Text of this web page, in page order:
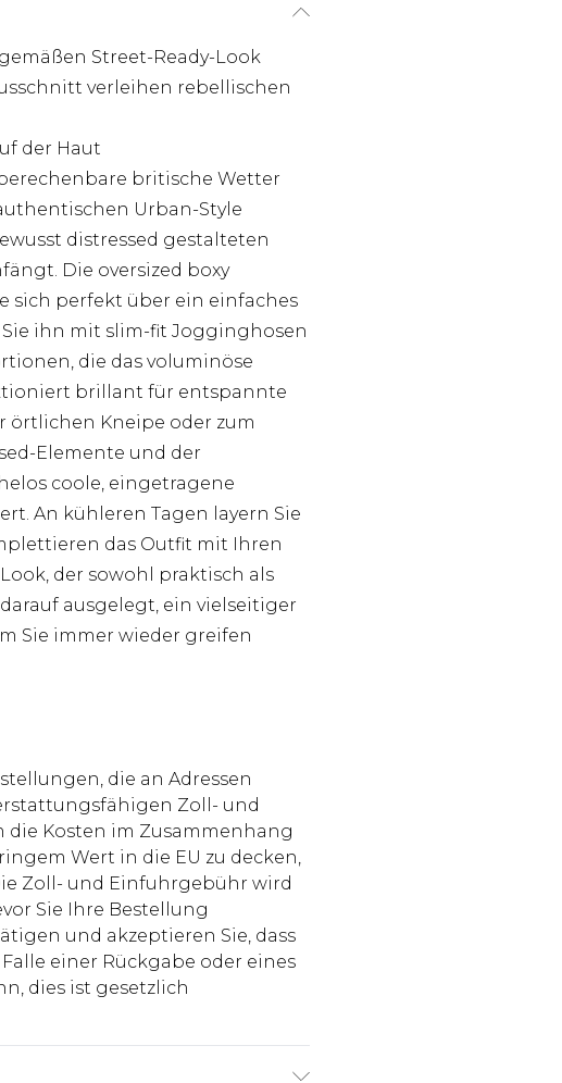
Street-Ready-Look
verleihen rebellischen
der Haut
britische Wetter
Urban-Style
distressed gestalteten
Die oversized boxy
sich perfekt über ein einfaches
ihn mit slim-fit Jogginghosen
die das voluminöse
brillant für entspannte
örtlichen Kneipe oder zum
Elemente und der
coole, eingetragene
An kühleren Tagen layern Sie
das Outfit mit Ihren
der sowohl praktisch als
ausgelegt, ein vielseitiger
Sie immer wieder greifen
die an Adressen
Zoll- und
Kosten im Zusammenhang
Wert in die EU zu decken,
Zoll- und Einfuhrgebühr wird
Sie Ihre Bestellung
und akzeptieren Sie, dass
einer Rückgabe oder eines
dies ist gesetzlich